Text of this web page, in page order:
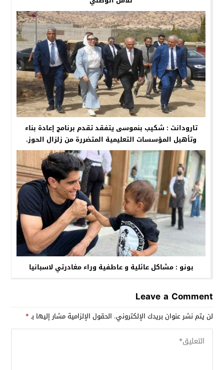
تارودانت : شكيب بنموسى يتفقد تقدم برنامج إعادة بناء
وتأهيل المؤسسات التعليمية المتضررة من زلزال الحوز.
بونو : مشاكل عائلية و عاطفية وراء مغادرتي لاسبانيا
Leave a Comment
لن يتم نشر عنوان بريدك الإلكتروني. الحقول الإلزامية مشار إليها بـ*